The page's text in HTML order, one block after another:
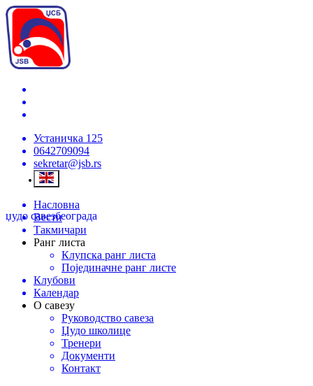
Устаничка 125
0642709094
sekretar@jsb.rs
џудо савезбеограда
Насловна
Вести
Такмичари
Ранг листа
Клупска ранг листа
Појединачне ранг листе
Клубови
Календар
О савезу
Руководство савеза
Џудо школице
Тренери
Документи
Контакт